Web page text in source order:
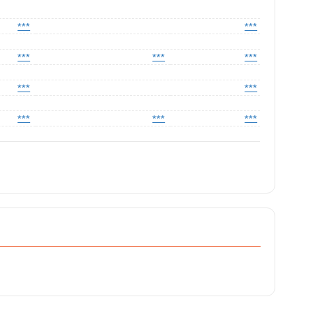
*** ***
*** *** ***
*** ***
*** *** ***